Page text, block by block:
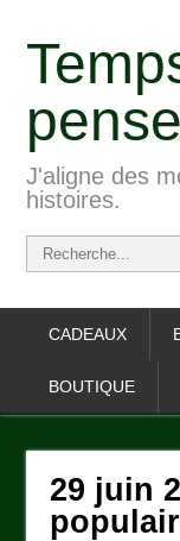
pense
J'aligne des
histoires.
CADEAUX
BOUTIQUE
29 juin